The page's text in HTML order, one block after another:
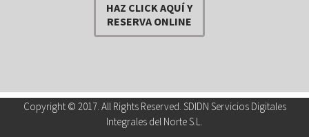
HAZ CLICK AQUÍ Y
RESERVA ONLINE
Copyright © 2017. All Rights Reserved. SDIDN Servicios Digitales
Integrales del Norte S.L.